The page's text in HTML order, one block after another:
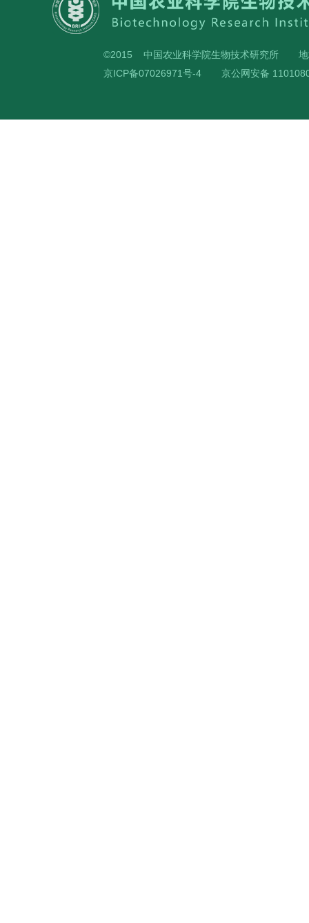
©2015 中国农业科学院生物技术研究所
京ICP备07026971号-4
京公网安备